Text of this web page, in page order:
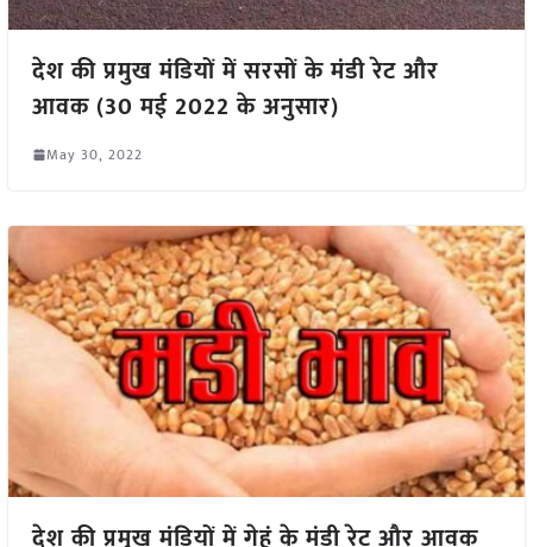
देश की प्रमुख मंडियों में सरसों के मंडी रेट और
आवक (30 मई 2022 के अनुसार)
May 30, 2022
देश की प्रमुख मंडियों में गेहूं के मंडी रेट और आवक